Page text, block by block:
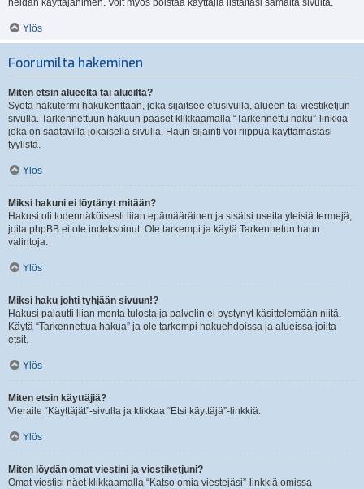
heidän käyttäjänimen. Voit myös poistaa käyttäjiä listaltasi samalta sivulta.
Ylös
Foorumilta hakeminen
Miten etsin alueelta tai alueilta?
Syötä hakutermi hakukenttään, joka sijaitsee etusivulla, alueen tai viestiketjun
sivulla. Tarkennettuun hakuun pääset klikkaamalla “Tarkennettu haku”-linkkiä
joka on saatavilla jokaisella sivulla. Haun sijainti voi riippua käyttämästäsi
tyylistä.
Ylös
Miksi hakuni ei löytänyt mitään?
Hakusi oli todennäköisesti liian epämääräinen ja sisälsi useita yleisiä termejä,
joita phpBB ei ole indeksoinut. Ole tarkempi ja käytä Tarkennetun haun
valintoja.
Ylös
Miksi haku johti tyhjään sivuun!?
Hakusi palautti liian monta tulosta ja palvelin ei pystynyt käsittelemään niitä.
Käytä “Tarkennettua hakua” ja ole tarkempi hakuehdoissa ja alueissa joilta
etsit.
Ylös
Miten etsin käyttäjiä?
Vieraile “Käyttäjät”-sivulla ja klikkaa “Etsi käyttäjä”-linkkiä.
Ylös
Miten löydän omat viestini ja viestiketjuni?
Omat viestisi näet klikkaamalla “Katso omia viestejäsi”-linkkiä omissa